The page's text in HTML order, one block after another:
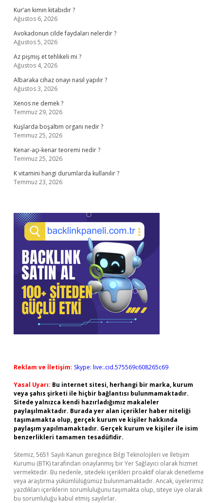
Kur’an kimin kitabıdır ?
Ağustos 6, 2026
Avokadonun cilde faydaları nelerdir ?
Ağustos 5, 2026
Az pişmiş et tehlikeli mi ?
Ağustos 4, 2026
Albaraka cihaz onayı nasıl yapılır ?
Ağustos 3, 2026
Xenos ne demek ?
Temmuz 29, 2026
Kuşlarda boşaltım organı nedir ?
Temmuz 25, 2026
Kenar-açı-kenar teoremi nedir ?
Temmuz 25, 2026
K vitamini hangi durumlarda kullanılır ?
Temmuz 23, 2026
Reklam ve İletişim: Skype: live:.cid.575569c608265c69
Yasal Uyarı: Bu internet sitesi, herhangi bir marka, kurum
veya şahıs şirketi ile hiçbir bağlantısı bulunmamaktadır.
Sitede yalnızca kendi hazırladığımız makaleler
paylaşılmaktadır. Burada yer alan içerikler haber niteliği
taşımamakta olup, gerçek kurum ve kişiler hakkında
paylaşım yapılmamaktadır. Gerçek kurum ve kişiler ile isim
benzerlikleri tamamen tesadüfidir.
Sitemiz, 5651 Sayılı Kanun gereğince Bilgi Teknolojileri ve İletişim
Kurumu (BTK) tarafından onaylanmış bir Yer Sağlayıcı olarak hizmet
vermektedir. Bu nedenle, sitedeki içerikleri proaktif olarak denetleme
veya araştırma yükümlülüğümüz bulunmamaktadır. Ancak, üyelerimiz
yazdıkları içeriklerin sorumluluğunu taşımakta olup, siteye üye olarak
bu sorumluluğu kabul etmiş sayılırlar.